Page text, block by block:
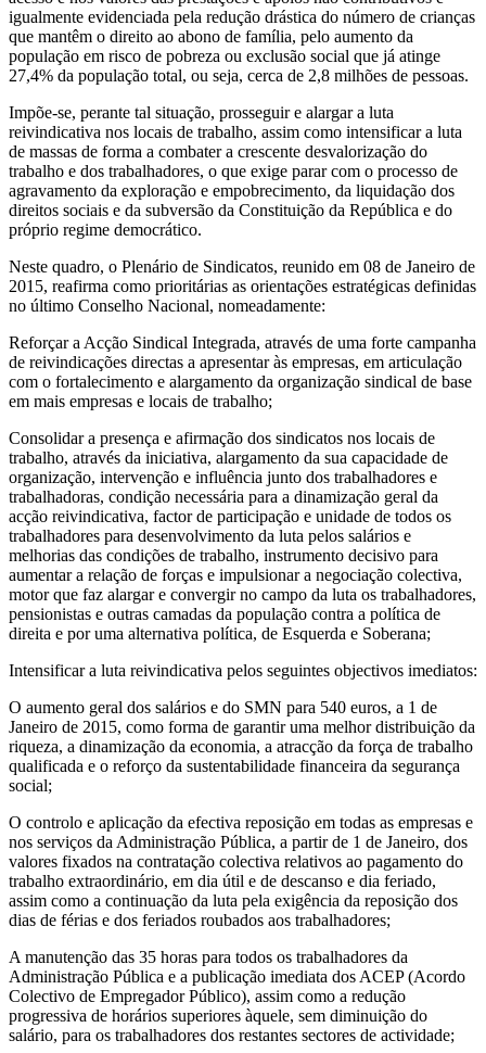
igualmente evidenciada pela redução drástica do número de crianças
que mantêm o direito ao abono de família, pelo aumento da
população em risco de pobreza ou exclusão social que já atinge
27,4% da população total, ou seja, cerca de 2,8 milhões de pessoas.
Impõe-se, perante tal situação, prosseguir e alargar a luta
reivindicativa nos locais de trabalho, assim como intensificar a luta
de massas de forma a combater a crescente desvalorização do
trabalho e dos trabalhadores, o que exige parar com o processo de
agravamento da exploração e empobrecimento, da liquidação dos
direitos sociais e da subversão da Constituição da República e do
próprio regime democrático.
Neste quadro, o Plenário de Sindicatos, reunido em 08 de Janeiro de
2015, reafirma como prioritárias as orientações estratégicas definidas
no último Conselho Nacional, nomeadamente:
Reforçar a Acção Sindical Integrada, através de uma forte campanha
de reivindicações directas a apresentar às empresas, em articulação
com o fortalecimento e alargamento da organização sindical de base
em mais empresas e locais de trabalho;
Consolidar a presença e afirmação dos sindicatos nos locais de
trabalho, através da iniciativa, alargamento da sua capacidade de
organização, intervenção e influência junto dos trabalhadores e
trabalhadoras, condição necessária para a dinamização geral da
acção reivindicativa, factor de participação e unidade de todos os
trabalhadores para desenvolvimento da luta pelos salários e
melhorias das condições de trabalho, instrumento decisivo para
aumentar a relação de forças e impulsionar a negociação colectiva,
motor que faz alargar e convergir no campo da luta os trabalhadores,
pensionistas e outras camadas da população contra a política de
direita e por uma alternativa política, de Esquerda e Soberana;
Intensificar a luta reivindicativa pelos seguintes objectivos imediatos:
O aumento geral dos salários e do SMN para 540 euros, a 1 de
Janeiro de 2015, como forma de garantir uma melhor distribuição da
riqueza, a dinamização da economia, a atracção da força de trabalho
qualificada e o reforço da sustentabilidade financeira da segurança
social;
O controlo e aplicação da efectiva reposição em todas as empresas e
nos serviços da Administração Pública, a partir de 1 de Janeiro, dos
valores fixados na contratação colectiva relativos ao pagamento do
trabalho extraordinário, em dia útil e de descanso e dia feriado,
assim como a continuação da luta pela exigência da reposição dos
dias de férias e dos feriados roubados aos trabalhadores;
A manutenção das 35 horas para todos os trabalhadores da
Administração Pública e a publicação imediata dos ACEP (Acordo
Colectivo de Empregador Público), assim como a redução
progressiva de horários superiores àquele, sem diminuição do
salário, para os trabalhadores dos restantes sectores de actividade;